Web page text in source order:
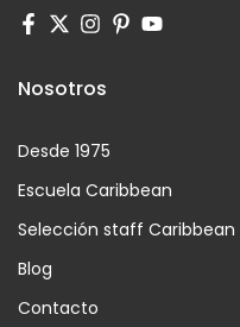
Nosotros
Desde 1975
Escuela Caribbean
Selección staff Caribbean
Blog
Contacto